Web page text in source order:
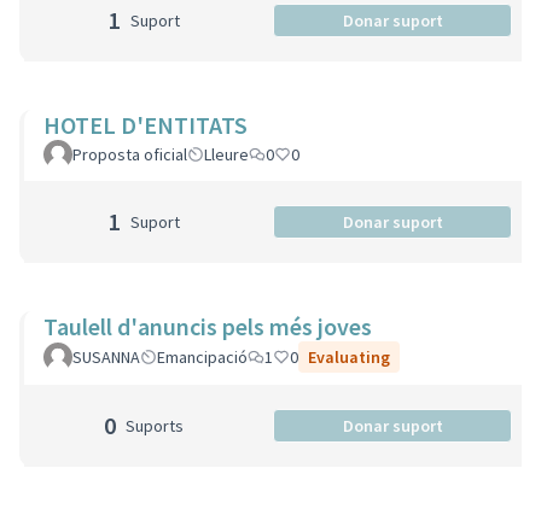
1 Suport Donar suport
HOTEL D'ENTITATS
Proposta oficial Lleure 0 0
1 Suport Donar suport
Taulell d'anuncis pels més joves
SUSANNA Emancipació 1 0 Evaluating
0 Suports Donar suport